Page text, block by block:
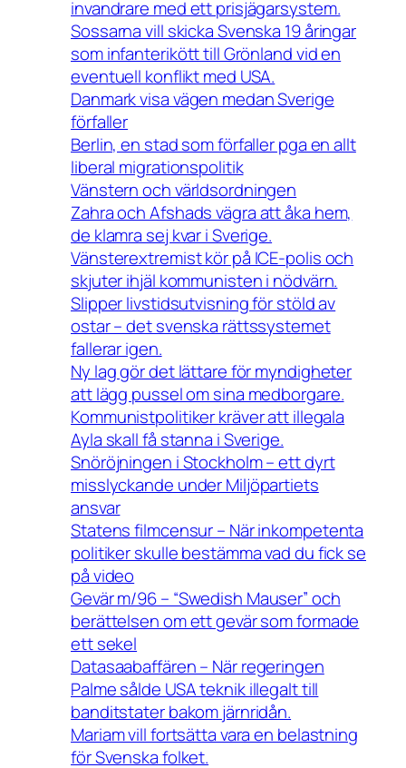
invandrare med ett prisjägarsystem.
Sossarna vill skicka Svenska 19 åringar
som infanterikött till Grönland vid en
eventuell konflikt med USA.
Danmark visa vägen medan Sverige
förfaller
Berlin, en stad som förfaller pga en allt
liberal migrationspolitik
Vänstern och världsordningen
Zahra och Afshads vägra att åka hem,
de klamra sej kvar i Sverige.
Vänsterextremist kör på ICE-polis och
skjuter ihjäl kommunisten i nödvärn.
Slipper livstidsutvisning för stöld av
ostar – det svenska rättssystemet
fallerar igen.
Ny lag gör det lättare för myndigheter
att lägg pussel om sina medborgare.
Kommunistpolitiker kräver att illegala
Ayla skall få stanna i Sverige.
Snöröjningen i Stockholm – ett dyrt
misslyckande under Miljöpartiets
ansvar
Statens filmcensur – När inkompetenta
politiker skulle bestämma vad du fick se
på video
Gevär m/96 – “Swedish Mauser” och
berättelsen om ett gevär som formade
ett sekel
Datasaabaffären – När regeringen
Palme sålde USA teknik illegalt till
banditstater bakom järnridån.
Mariam vill fortsätta vara en belastning
för Svenska folket.